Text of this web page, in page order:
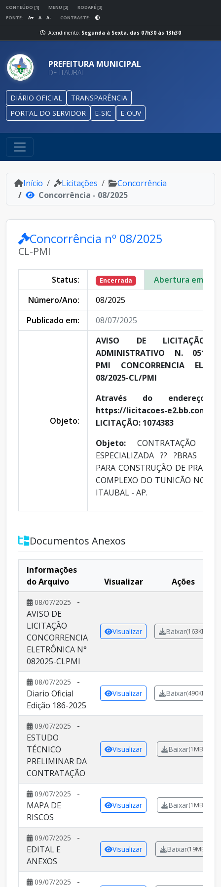
CONTEÚDO [1] MENU [2]
RODAPÉ [3]
FONTE:
A+ A A- CONTRASTE:
Atendimento: Segunda à Sexta, das 07h30 às 13h30
PREFEITURA MUNICIPAL
DE ITAUBAL
DIÁRIO OFICIAL
TRANSPARÊNCIA
PORTAL DO SERVIDOR
E-SIC E-OUV
Início Licitações
Concorrência
Concorrência - 08/2025
Concorrência nº 08/2025
CL-PMI
Status: Encerrada
Abertura em:
Número/Ano:
08/2025
Publicado em:
08/07/2025
Objeto:
AVISO DE LICITAÇÃO
ADMINISTRATIVO N.
PMI CONCORRENCIA
08/2025-CL/PMI
Através do endereço
https://licitacoes-
LICITAÇÃO: 1074383
Objeto: CONTRATAÇÃO DE
ESPECIALIZADA ?? ?BRAS E
PARA CONSTRUÇÃO DE PRAÇA
COMPLEXO DO TUNICÃO NO
ITAUBAL - AP.
Documentos Anexos
Informações
do Arquivo
Visualizar Ações
08/07/2025
-
AVISO DE
LICITAÇÃO
CONCORRENCIA
ELETRÔNICA N°
082025-CLPMI
Visualizar Baixar(163KB)
08/07/2025
-
Diario Oficial
Edição 186-2025
Visualizar Baixar(490KB)
09/07/2025
-
ESTUDO
TÉCNICO
PRELIMINAR DA
CONTRATAÇÃO
Visualizar Baixar(1MB)
09/07/2025
-
MAPA DE
RISCOS
Visualizar Baixar(1MB)
09/07/2025
-
EDITAL E
ANEXOS
Visualizar Baixar(19MB)
09/07/2025 -